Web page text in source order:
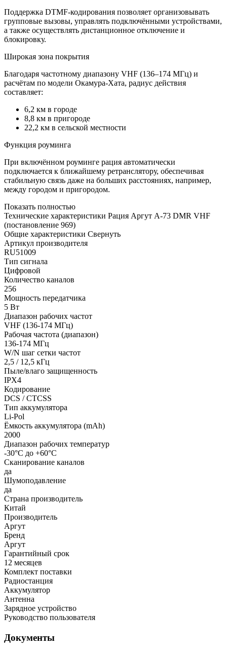
Поддержка DTMF-кодирования позволяет организовывать
групповые вызовы, управлять подключёнными устройствами,
а также осуществлять дистанционное отключение и
блокировку.
Широкая зона покрытия
Благодаря частотному диапазону VHF (136–174 МГц) и
расчётам по модели Окамура-Хата, радиус действия
составляет:
6,2 км в городе
8,8 км в пригороде
22,2 км в сельской местности
Функция роуминга
При включённом роуминге рация автоматически
подключается к ближайшему ретранслятору, обеспечивая
стабильную связь даже на больших расстояниях, например,
между городом и пригородом.
Показать полностью
Технические характеристики Рация Аргут А-73 DMR VHF
(постановление 969)
Общие характеристики Свернуть
Артикул производителя
RU51009
Тип сигнала
Цифровой
Количество каналов
256
Мощность передатчика
5 Вт
Диапазон рабочих частот
VHF (136-174 МГц)
Рабочая частота (диапазон)
136-174 МГц
W/N шаг сетки частот
2,5 / 12,5 кГц
Пыле/влаго защищенность
IPX4
Кодирование
DCS / CTCSS
Тип аккумулятора
Li-Pol
Ёмкость аккумулятора (mAh)
2000
Диапазон рабочих температур
-30°С до +60°С
Сканирование каналов
да
Шумоподавление
да
Страна производитель
Китай
Производитель
Аргут
Бренд
Аргут
Гарантийный срок
12 месяцев
Комплект поставки
Радиостанция
Аккумулятор
Антенна
Зарядное устройство
Руководство пользователя
Документы